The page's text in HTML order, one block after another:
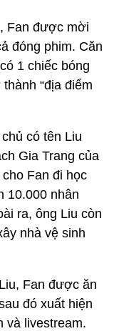
Fan được mời
đóng phim. Căn
1 chiếc bóng
“địa điểm
có tên Liu
Gia Trang của
Fan đi học
10.000 nhân
ra, ông Liu còn
nhà vệ sinh
Fan được ăn
đó xuất hiện
và livestream.